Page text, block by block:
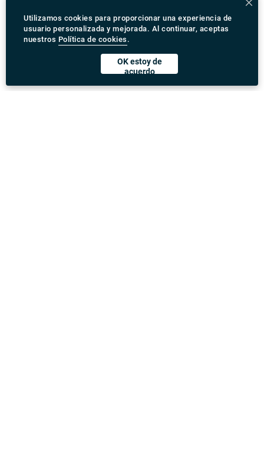
Utilizamos cookies para proporcionar una experiencia de
usuario personalizada y mejorada. Al continuar, aceptas
nuestros Política de cookies .
OK estoy de
acuerdo